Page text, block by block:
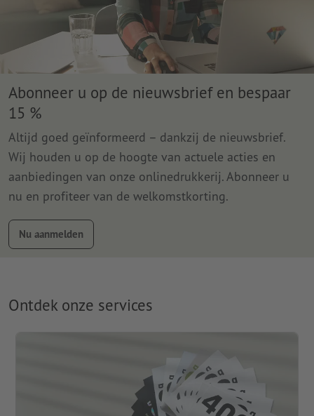
Abonneer u op de nieuwsbrief en bespaar
15 %
Altijd goed geïnformeerd – dankzij de nieuwsbrief.
Wij houden u op de hoogte van actuele acties en
aanbiedingen van onze onlinedrukkerij. Abonneer u
nu en profiteer van de welkomstkorting.
Nu aanmelden
Ontdek onze services